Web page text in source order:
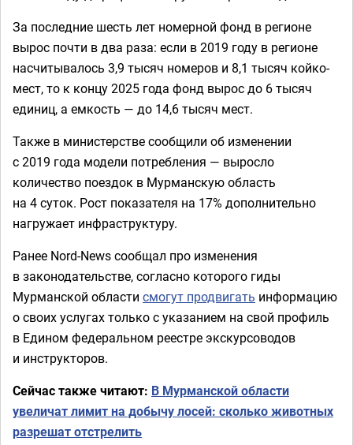
За последние шесть лет номерной фонд в регионе
вырос почти в два раза: если в 2019 году в регионе
насчитывалось 3,9 тысяч номеров и 8,1 тысяч койко-
мест, то к концу 2025 года фонд вырос до 6 тысяч
единиц, а емкость — до 14,6 тысяч мест.
Также в министерстве сообщили об изменении
с 2019 года модели потребления — выросло
количество поездок в Мурманскую область
на 4 суток. Рост показателя на 17% дополнительно
нагружает инфраструктуру.
Ранее Nord-News сообщал про изменения
в законодательстве, согласно которого гиды
Мурманской области смогут продвигать информацию
о своих услугах только с указанием на свой профиль
в Едином федеральном реестре экскурсоводов
и инструкторов.
Сейчас также читают: В Мурманской области
увеличат лимит на добычу лосей: сколько животных
разрешат отстрелить